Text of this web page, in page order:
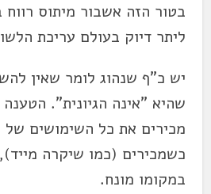
בטור הזה אשבור מיתוס רווח
ליתר דיוק בעולם עריכת
יש כ"ף שנהוג לומר שאין
שהיא "אינה הגיונית". הטענה
מכירים את כל השימושים
כשמכירים (כמו שיקרה מייד),
במקומו מונח.